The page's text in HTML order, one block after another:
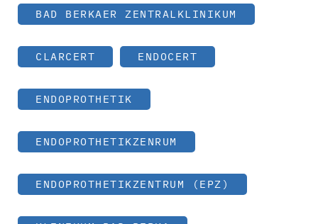
BAD BERKAER ZENTRALKLINIKUM
CLARCERT ENDOCERT
ENDOPROTHETIK
ENDOPROTHETIKZENRUM
ENDOPROTHETIKZENTRUM (EPZ)